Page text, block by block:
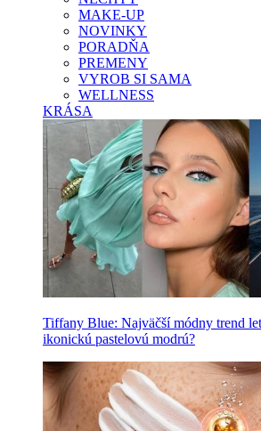
MAKE-UP
NOVINKY
PORADŇA
PREMENY
VYROB SI SAMA
WELLNESS
KRÁSA
Tiffany Blue: Najväčší módny trend
ikonickú pastelovú modrú?